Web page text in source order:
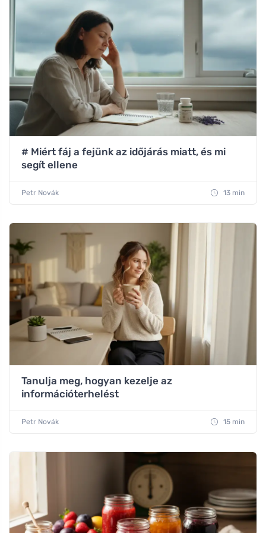
# Miért fáj a fejünk az időjárás miatt, és mi
segít ellene
Petr Novák 13 min
Tanulja meg, hogyan kezelje az
információterhelést
Petr Novák 15 min